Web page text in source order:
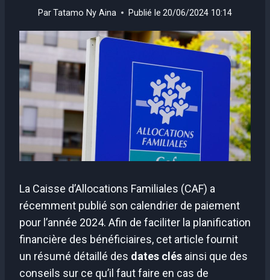
ParTatamo Ny Aina Publié le 20/06/2024 10:14
La Caisse d’Allocations Familiales (CAF) a
récemment publié son calendrier de paiement
pour l’année 2024. Afin de faciliter la planification
financière des bénéficiaires, cet article fournit
un résumé détaillé des dates clés ainsi que des
conseils sur ce qu’il faut faire en cas de